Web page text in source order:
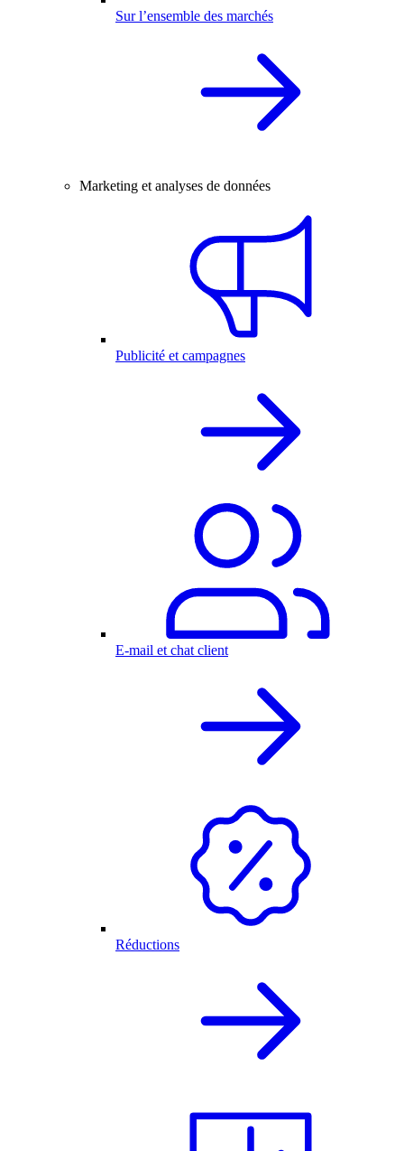
Sur l’ensemble des marchés
Marketing et analyses de données
Publicité et campagnes
E-mail et chat client
Réductions